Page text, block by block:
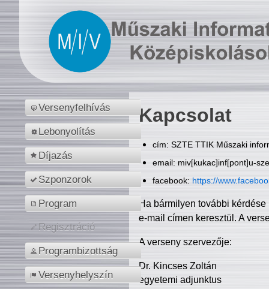
Versenyfelhívás
Lebonyolítás
Díjazás
Szponzorok
Program
Regisztráció
Programbizottság
Versenyhelyszín
Kapcsolat
cím: SZTE TTIK Műszaki
email: miv[kukac]inf[pont]u-
facebook: https://
Ha bármilyen további
e-mail címen keresztül. A
A verseny szervezője:
Dr. Kincses Zoltán
egyetemi adjunktus